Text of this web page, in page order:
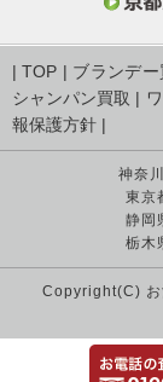
|TOP | ブランデー
シャンパン買取 |
報保護方針 |
神奈
東京
静岡
栃木
Copyright(C) お